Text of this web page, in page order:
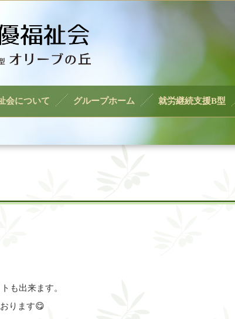
会について グループホーム 就労継続支援B型
も出来ます。
ります😋